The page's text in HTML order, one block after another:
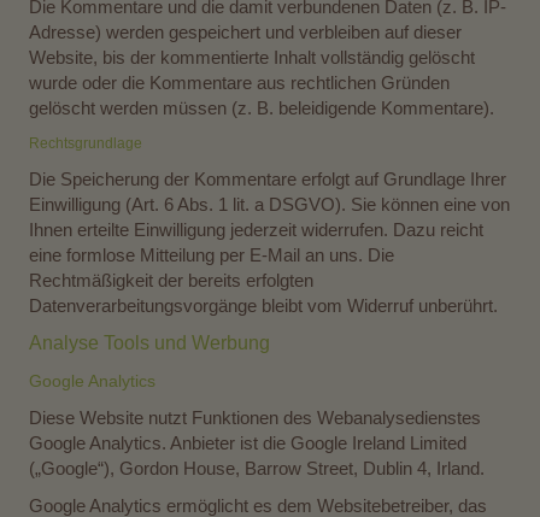
Die Kommentare und die damit verbundenen Daten (z. B. IP-
Adresse) werden gespeichert und verbleiben auf dieser
Website, bis der kommentierte Inhalt vollständig gelöscht
wurde oder die Kommentare aus rechtlichen Gründen
gelöscht werden müssen (z. B. beleidigende Kommentare).
Rechtsgrundlage
Die Speicherung der Kommentare erfolgt auf Grundlage Ihrer
Einwilligung (Art. 6 Abs. 1 lit. a DSGVO). Sie können eine von
Ihnen erteilte Einwilligung jederzeit widerrufen. Dazu reicht
eine formlose Mitteilung per E-Mail an uns. Die
Rechtmäßigkeit der bereits erfolgten
Datenverarbeitungsvorgänge bleibt vom Widerruf unberührt.
Analyse Tools und Werbung
Google Analytics
Diese Website nutzt Funktionen des Webanalysedienstes
Google Analytics. Anbieter ist die Google Ireland Limited
(„Google“), Gordon House, Barrow Street, Dublin 4, Irland.
Google Analytics ermöglicht es dem Websitebetreiber, das